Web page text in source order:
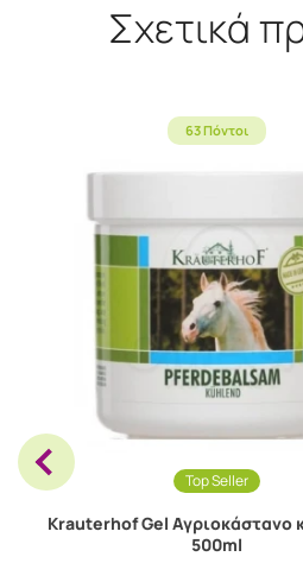
Σχετικά
63 Πόντοι
Top Seller
Krauterhof Gel Αγριοκάστανο
500ml